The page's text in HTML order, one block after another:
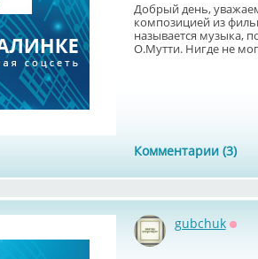
Добрый день,
композицией из
называется музыка,
О.Мутти. Нигде не
Комментарии (3)
gubchuk